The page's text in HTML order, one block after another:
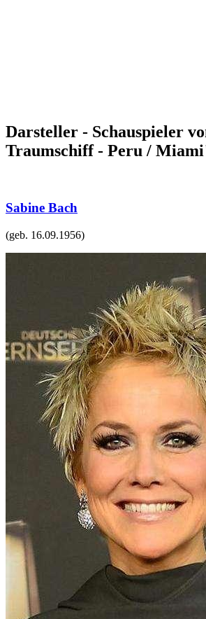
Darsteller - Schauspieler
Traumschiff - Peru /
Sabine Bach
(geb. 16.09.1956)